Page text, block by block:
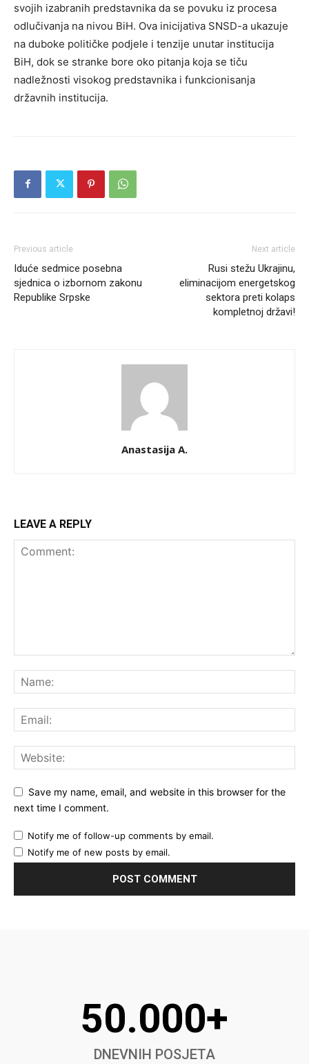
svojih izabranih predstavnika da se povuku iz procesa
odlučivanja na nivou BiH. Ova inicijativa SNSD-a ukazuje
na duboke političke podjele i tenzije unutar institucija
BiH, dok se stranke bore oko pitanja koja se tiču
nadležnosti visokog predstavnika i funkcionisanja
državnih institucija.
Previous article
Iduće sedmice posebna
sjednica o izbornom zakonu
Republike Srpske
Next article
Rusi stežu Ukrajinu,
eliminacijom energetskog
sektora preti kolaps
kompletnoj državi!
Anastasija A.
LEAVE A REPLY
Save my name, email, and website in this browser for the
next time I comment.
Notify me of follow-up comments by email.
Notify me of new posts by email.
50.000+
DNEVNIH POSJETA